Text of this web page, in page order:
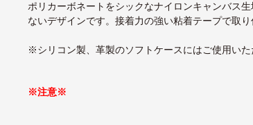
ポリカーボネートをシックなナイロンキャンバス
ないデザインです。接着力の強い粘着テープで取
※シリコン製、革製のソフトケースにはご使用い
※注意※